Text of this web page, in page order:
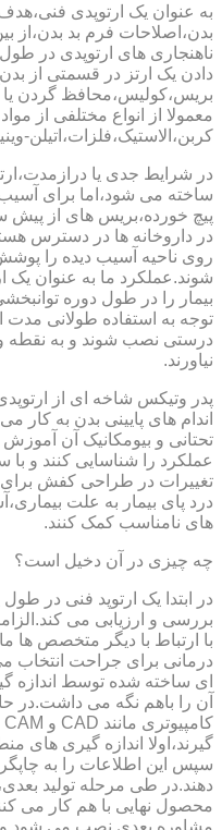
به عنوان یک ارتوپدی
بدن،اصلاحات فرم بد بدن،از
ناهنجاری های ارتوپدی در
دادن یک ارتز در قسمتی از بدن
بریس،کولیس،محافظ گردن یا
معمولا از انواع مختلفی از
کربن،الاستیک،فلزات،اتیلن-
در شرایط جدی یا
ساخته می شود،اما برای
پیچ خورده،بریس های از پیش
در داروخانه ها در دسترس
روی ناحیه آسیب دیده را
شوند.عملکرد ما به عنوان یک
بیمار را در طول دوره
توجه به استفاده طولانی مدت
درستی نصب شوند و به نقطه و
نیاورند.
پدر وتیکس شاخه ای از
اندام های پایینی بدن به کار
تحتانی و بیومکانیک آن آموزش
عملکرد را شناسایی کنند و
تغییرات در طراحی کفش برای
درد پای بیمار به علت
های نامناسب کمک کنند.
چه چیزی در آن دخیل است؟
در ابتدا یک ارتوپد فنی در
بررسی و ارزیابی می
با ارتباط با دیگر متخصص ها
درمانی برای جراحت انتخاب
ای ساخته شده توسط اندازه
آن را باهم نگه می داشت.در
گیرند،اولا اندازه گیری های
سپس این اطلاعات را به
دهند.در طی مرحله تولید
محصول نهایی با هم کار می
مشاوره بعدی نصب می شود و